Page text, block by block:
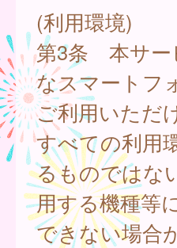
(利用環境)
第3条 本サー
なスマートフ
ご利用いただ
すべての利用
るものではな
用する機種等
できない場合